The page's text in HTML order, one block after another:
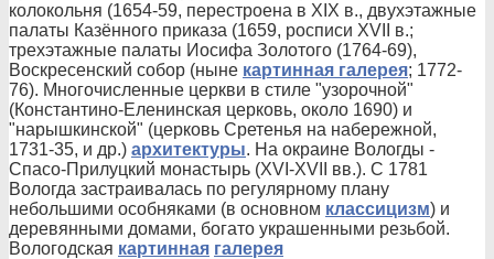
колокольня (1654-59, перестроена в XIX в., двухэтажные
палаты Казённого приказа (1659, росписи XVII в.;
трехэтажные палаты Иосифа Золотого (1764-69),
Воскресенский собор (ныне картинная галерея; 1772-
76). Многочисленные церкви в стиле "узорочной"
(Константино-Еленинская церковь, около 1690) и
"нарышкинской" (церковь Сретенья на набережной,
1731-35, и др.) архитектуры. На окраине Вологды -
Спасо-Прилуцкий монастырь (XVI-XVII вв.). С 1781
Вологда застраивалась по регулярному плану
небольшими особняками (в основном классицизм) и
деревянными домами, богато украшенными резьбой.
Вологодская картинная галерея